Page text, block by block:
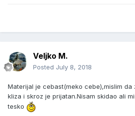
Veljko M.
Posted July 8, 2018
Materijal je cebast(meko cebe),mislim da
kliza i skroz je prijatan.Nisam skidao ali
tesko